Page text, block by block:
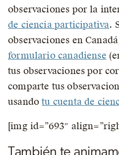
observaciones por la
de ciencia participativa.
observaciones en
formulario canadiense
tus observaciones por
comparte tus
usandotu cuenta de
[img id=”693″
También te